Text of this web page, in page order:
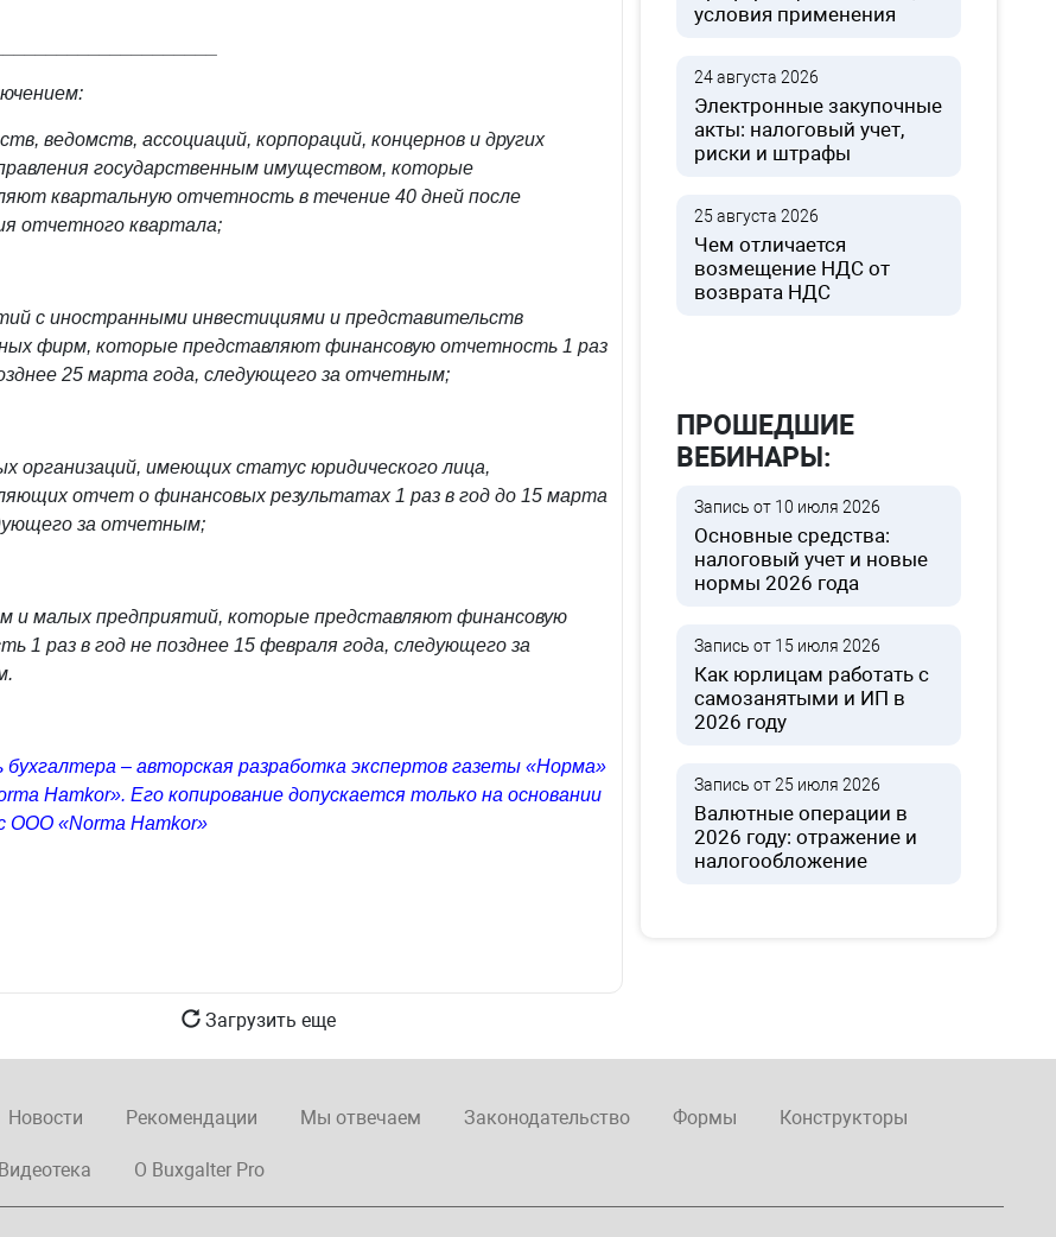
ведомств, ассоциаций, корпораций, концернов и других
государственным имуществом, которые
квартальную отчетность в течение 40 дней после
отчетного квартала;
с иностранными инвестициями и представительств
фирм, которые представляют финансовую отчетность 1 раз
25 марта года, следующего за отчетным;
организаций, имеющих статус юридического лица,
отчет о финансовых результатах 1 раз в год до 15 марта
за отчетным;
и малых предприятий, которые представляют финансовую
1 раз в год не позднее 15 февраля года, следующего за
бухгалтера – авторская разработка экспертов газеты «Норма»
Hamkor». Его копирование допускается только на основании
ООО «Norma Hamkor»
Загрузить еще
условия применения
24 августа 2026
Электронные закупочные
акты: налоговый учет,
риски и штрафы
25 августа 2026
Чем отличается
возмещение НДС от
возврата НДС
ПРОШЕДШИЕ
ВЕБИНАРЫ:
Запись от 10 июля 2026
Основные средства:
налоговый учет и новые
нормы 2026 года
Запись от 15 июля 2026
Как юрлицам работать с
самозанятыми и ИП в
2026 году
Запись от 25 июля 2026
Валютные операции в
2026 году: отражение и
налогообложение
Новости Рекомендации Мы отвечаем Законодательство Формы Конструкторы
Видеотека О Buxgalter Pro